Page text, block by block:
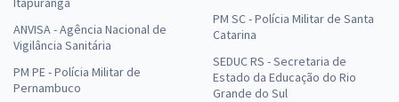
ANVISA - Agência Nacional de
Vigilância Sanitária
PM PE - Polícia Militar de
Pernambuco
PM SC - Polícia Militar de Santa
Catarina
SEDUC RS - Secretaria de
Estado da Educação do Rio
Grande do Sul